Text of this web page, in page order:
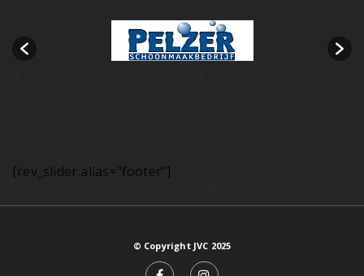
[rev_slider alias="footer"]
© Copyright JVC 2025